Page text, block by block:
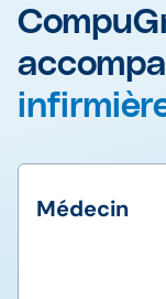
MSP et
Médecin